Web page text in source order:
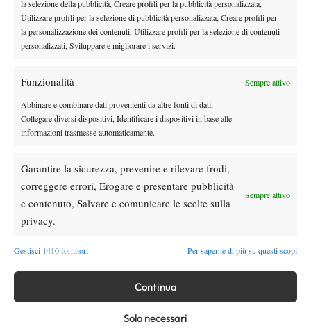
la selezione della pubblicità, Creare profili per la pubblicità personalizzata,
Utilizzare profili per la selezione di pubblicità personalizzata, Creare profili per
la personalizzazione dei contenuti, Utilizzare profili per la selezione di contenuti
personalizzati, Sviluppare e migliorare i servizi.
Funzionalità Sempre attivo
Abbinare e combinare dati provenienti da altre fonti di dati,
Collegare diversi dispositivi, Identificare i dispositivi in base alle
informazioni trasmesse automaticamente.
Garantire la sicurezza, prevenire e rilevare frodi,
correggere errori, Erogare e presentare pubblicità
e contenuto, Salvare e comunicare le scelte sulla
privacy.
Sempre attivo
Gestisci 1410 fornitori Per saperne di più su questi scopi
Continua
Solo necessari
Atp News
Ritiro Alcaraz da Cincinnati, US Open a
Masters 1000 Montreal 2026: cade un altro
Draper torna in campo ma si arrende ad
Atmane: lacrime a Montreal dopo il rientro
News